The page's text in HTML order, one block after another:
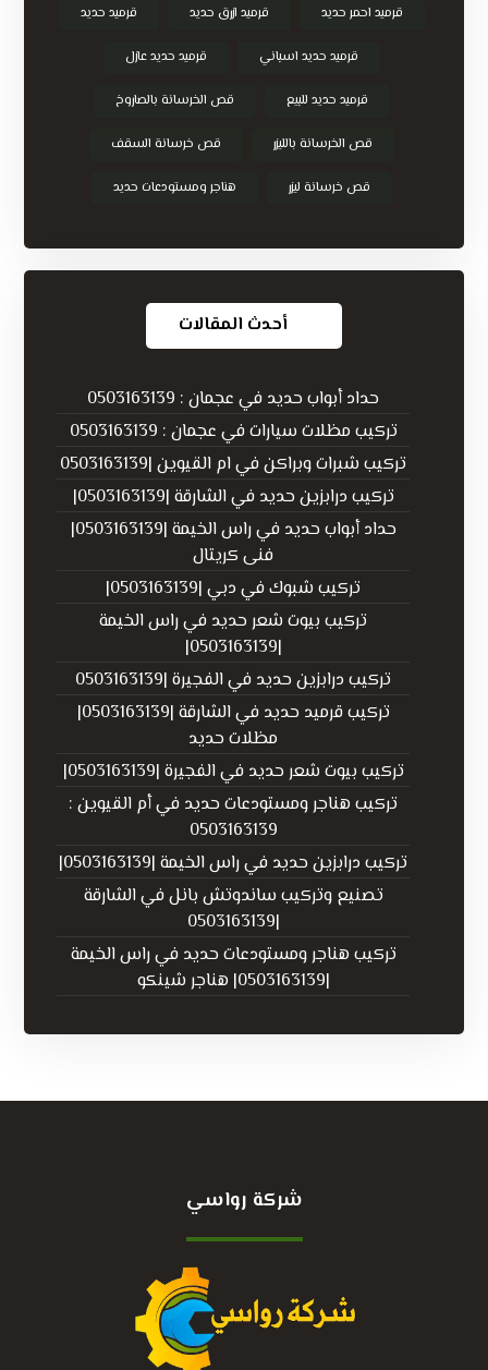
قرميد احمر حديد قرميد ازرق حديد قرميد حديد
قرميد حديد اسباني قرميد حديد عازل
قرميد حديد للبيع قص الخرسانة بالصاروخ
قص الخرسانة بالليزر قص خرسانة السقف
قص خرسانة ليزر هناجر ومستودعات حديد
أحدث المقالات
حداد أبواب حديد في عجمان : 0503163139
تركيب مظلات سيارات في عجمان : 0503163139
تركيب شبرات وبراكن في ام القيوين |0503163139
تركيب درابزين حديد في الشارقة |0503163139|
حداد أبواب حديد في راس الخيمة |0503163139|
فنى كريتال
تركيب شبوك في دبي |0503163139|
تركيب بيوت شعر حديد في راس الخيمة
|0503163139|
تركيب درابزين حديد في الفجيرة |0503163139
تركيب قرميد حديد في الشارقة |0503163139|
مظلات حديد
تركيب بيوت شعر حديد في الفجيرة |0503163139|
تركيب هناجر ومستودعات حديد في أم القيوين :
0503163139
تركيب درابزين حديد في راس الخيمة |0503163139|
تصنيع وتركيب ساندوتش بانل في الشارقة
|0503163139
تركيب هناجر ومستودعات حديد في راس الخيمة
|0503163139| هناجر شينكو
شركة رواسي